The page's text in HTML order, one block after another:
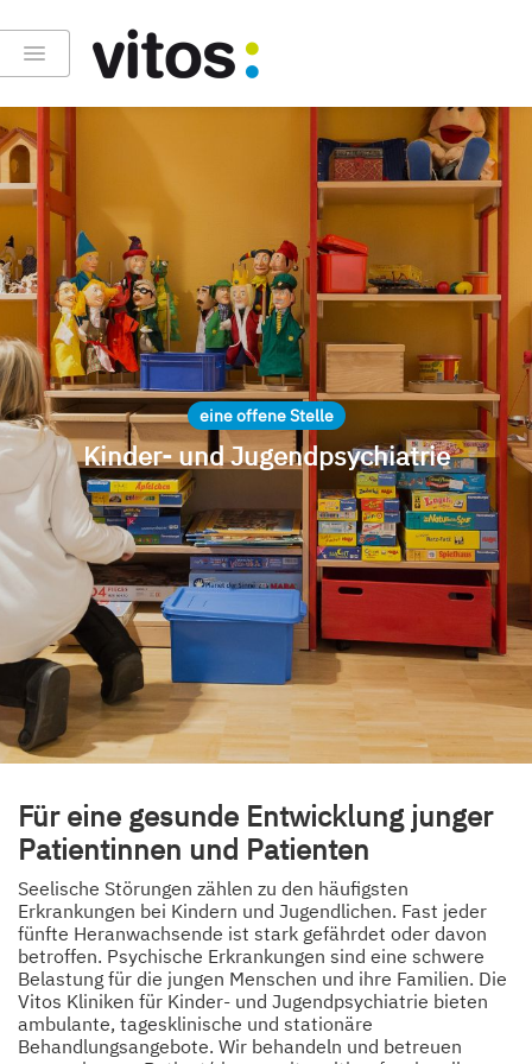
eine offene Stelle
Kinder- und Jugendpsychiatrie
Für eine gesunde Entwicklung junger
Patientinnen und Patienten
Seelische Störungen zählen zu den häufigsten
Erkrankungen bei Kindern und Jugendlichen. Fast jeder
fünfte Heranwachsende ist stark gefährdet oder davon
betroffen. Psychische Erkrankungen sind eine schwere
Belastung für die jungen Menschen und ihre Familien. Die
Vitos Kliniken für Kinder- und Jugendpsychiatrie bieten
ambulante, tagesklinische und stationäre
Behandlungsangebote. Wir behandeln und betreuen